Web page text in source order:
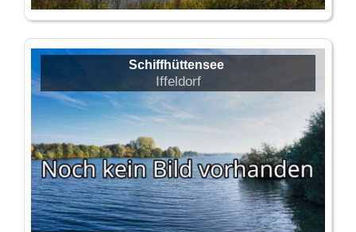
Schiffhüttensee
Iffeldorf